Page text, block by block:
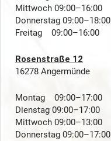
Mittwoch 09:00–16:00
Donnerstag 09:00–18:00
Freitag 09:00–16:00
Rosenstraße 12
16278 Angermünde
Montag 09:00–17:00
Dienstag 09:00–17:00
Mittwoch 09:00–13:00
Donnerstag 09:00–17:00